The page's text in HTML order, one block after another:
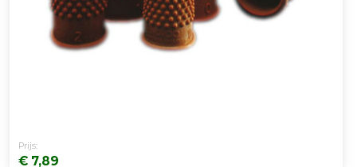
Prijs:
€ 7,89